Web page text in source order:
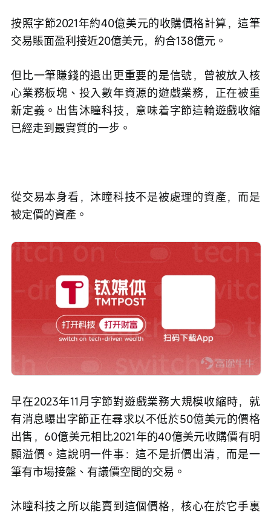
按照字節2021年約40億美元的收購價格計算，這筆
交易賬面盈利接近20億美元，約合138億元。
但比一筆賺錢的退出更重要的是信號，曾被放入核
心業務板塊、投入數年資源的遊戲業務，正在被重
新定義。出售沐瞳科技，意味着字節這輪遊戲收縮
已經走到最實質的一步。
從交易本身看，沐瞳科技不是被處理的資產，而是
被定價的資產。
早在2023年11月字節對遊戲業務大規模收縮時，就
有消息曝出字節正在尋求以不低於50億美元的價格
出售，60億美元相比2021年的40億美元收購價有明
顯溢價。這說明一件事：這不是折價出清，而是一
筆有市場接盤、有議價空間的交易。
沐瞳科技之所以能賣到這個價格，核心在於它手裏